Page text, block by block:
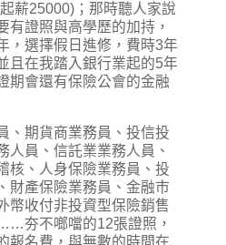
薪25000)；那時聽人家說
有證照與高學歷的加持，
，選擇假日進修，費時3年
且在我踏入銀行業起的5年
期會還有保險公會的金融
、期貨商業務員、投信投
人員、信託業業務人員、
核、人身保險業務員、投
財產保險業務員、金融市
幣收付非投資型保險銷售
夯不啷噹的12張證照，
報名費，與無數的時間在